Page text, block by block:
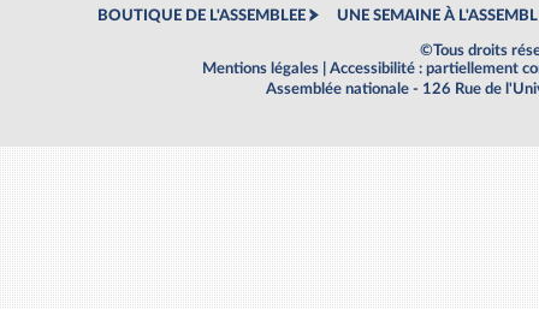
BOUTIQUE DE L'ASSEMBLEE UNE SEMAINE À
©Tous droits
Mentions légales
Accessibilité : partiellement
Assemblée nationale - 126 Rue de